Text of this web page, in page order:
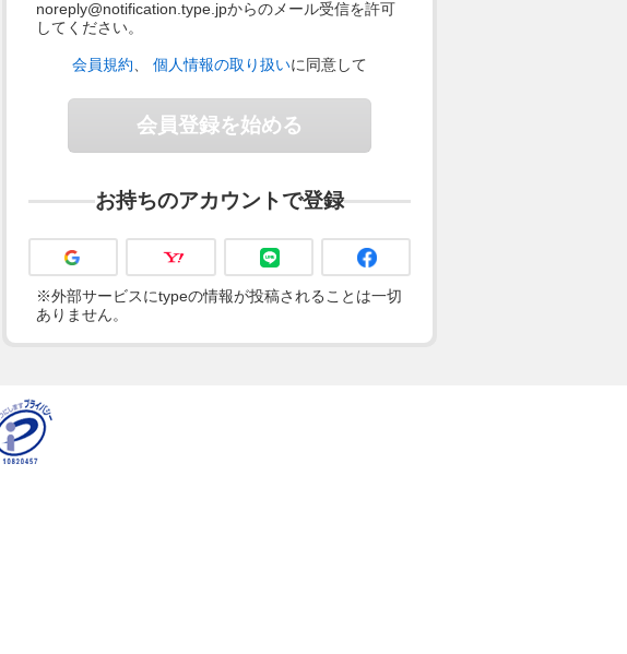
noreply@notification.type.jpからのメール受信を許可
してください。
会員規約 個人情報の取り扱いに同意して
会員登録を始める
お持ちのアカウントで登録
※外部サービスにtypeの情報が投稿されることは一切
ありません。